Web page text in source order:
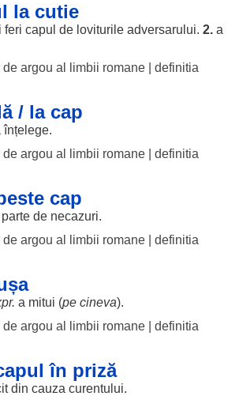
la cutie
feri capul de loviturile adversarului. 2.a
argou al limbii romane| definitia
/ la cap
înțelege.
argou al limbii romane| definitia
cap
partede necazuri.
argou al limbii romane| definitia
a mitui (pe cineva).
argou al limbii romane| definitia
în priză
din cauza curentului.